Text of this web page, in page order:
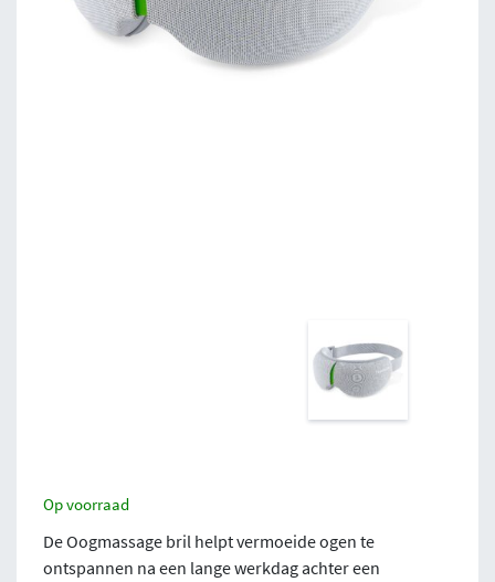
Op voorraad
De Oogmassage bril helpt vermoeide ogen te
ontspannen na een lange werkdag achter een